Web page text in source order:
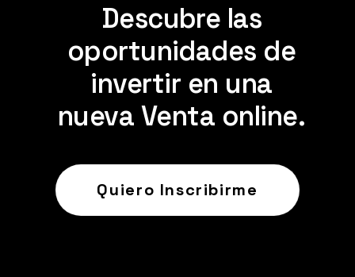
Descubre las
oportunidades de
invertir en una
nueva Venta online.
Quiero Inscribirme